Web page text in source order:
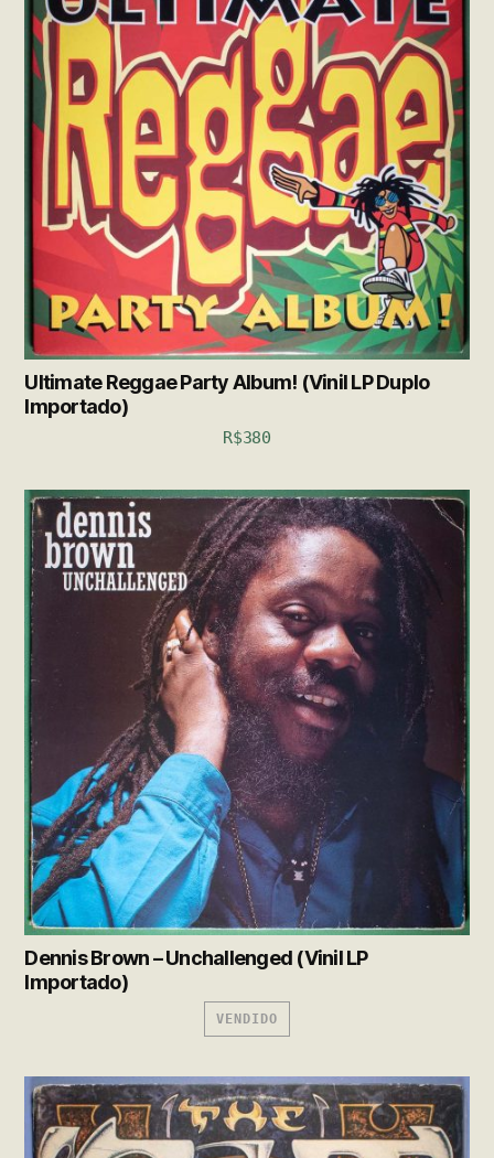
Ultimate Reggae Party Album! (Vinil LP Duplo
Importado)
R$380
Dennis Brown – Unchallenged (Vinil LP
Importado)
VENDIDO